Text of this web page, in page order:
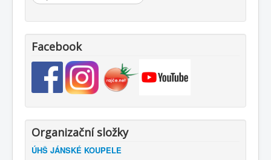
Facebook
Organizační složky
ÚHŠ JÁNSKÉ KOUPELE